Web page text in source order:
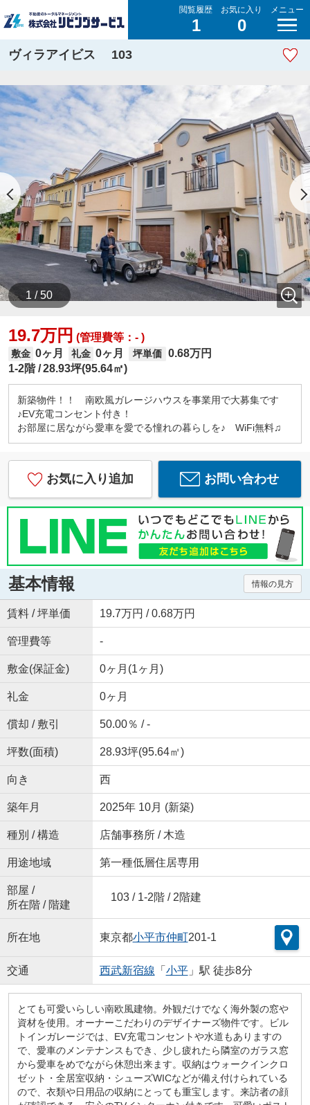
閲覧履歴
1
お気に入り
0
メニュー
ヴィラアイビス 103
1 / 50
19.7万円 (管理費等：- )
敷金 0ヶ月 礼金 0ヶ月 坪単価 0.68万円
1-2階 28.93坪(95.64㎡)
新築物件！！ 南欧風ガレージハウスを事業用で大募集です
♪EV充電コンセント付き！
お部屋に居ながら愛車を愛でる憧れの暮らしを♪ WiFi無料♫
お気に入り追加 お問い合わせ
基本情報 情報の見方
賃料 / 坪単価 19.7万円 / 0.68万円
管理費等 -
敷金(保証金) 0ヶ月(1ヶ月)
礼金 0ヶ月
償却 / 敷引 50.00％ / -
坪数(面積) 28.93坪(95.64㎡)
向き 西
築年月 2025年 10月 (新築)
種別 / 構造 店舗事務所 / 木造
用途地域 第一種低層住居専用
部屋 /
所在階 / 階建
103 / 1-2階 / 2階建
所在地 東京都小平市仲町201-1
交通 西武新宿線 「 小平」駅 徒歩8分
とても可愛いらしい南欧風建物。外観だけでなく海外製の窓や
資材を使用。オーナーこだわりのデザイナーズ物件です。ビル
トインガレージでは、EV充電コンセントや水道もありますの
で、愛車のメンテナンスもでき、少し疲れたら隣室のガラス窓
から愛車をめでながら休憩出来ます。収納はウォークインクロ
ゼット・全居室収納・シューズWICなどが備え付けられている
ので、衣類や日用品の収納にとっても重宝します。来訪者の顔